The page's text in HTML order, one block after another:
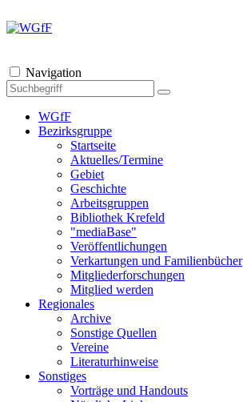
Navigation
WGfF
Bezirksgruppe
Startseite
Aktuelles/Termine
Gebiet
Geschichte
Arbeitsgruppen
Bibliothek Krefeld
"mediaBase"
Veröffentlichungen
Verkartungen und Familienbücher
Mitgliederforschungen
Mitglied werden
Regionales
Archive
Sonstige Quellen
Vereine
Literaturhinweise
Sonstiges
Vorträge und Handouts